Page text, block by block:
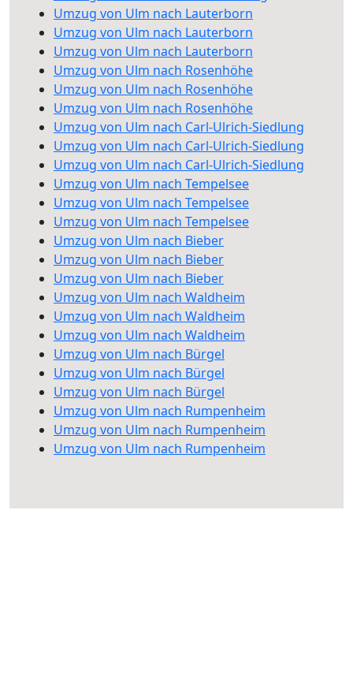
Umzug von Ulm nach Lauterborn
Umzug von Ulm nach Lauterborn
Umzug von Ulm nach Lauterborn
Umzug von Ulm nach Rosenhöhe
Umzug von Ulm nach Rosenhöhe
Umzug von Ulm nach Rosenhöhe
Umzug von Ulm nach Carl-Ulrich-Siedlung
Umzug von Ulm nach Carl-Ulrich-Siedlung
Umzug von Ulm nach Carl-Ulrich-Siedlung
Umzug von Ulm nach Tempelsee
Umzug von Ulm nach Tempelsee
Umzug von Ulm nach Tempelsee
Umzug von Ulm nach Bieber
Umzug von Ulm nach Bieber
Umzug von Ulm nach Bieber
Umzug von Ulm nach Waldheim
Umzug von Ulm nach Waldheim
Umzug von Ulm nach Waldheim
Umzug von Ulm nach Bürgel
Umzug von Ulm nach Bürgel
Umzug von Ulm nach Bürgel
Umzug von Ulm nach Rumpenheim
Umzug von Ulm nach Rumpenheim
Umzug von Ulm nach Rumpenheim